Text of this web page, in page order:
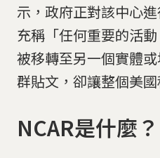
示，政府正對該中心
充稱「任何重要的活
被移轉至另一個實體
群貼文，卻讓整個美
NCAR是什麼？